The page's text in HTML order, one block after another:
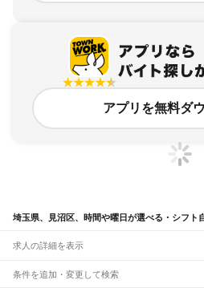
アプリを無料ダ
埼玉県、見沼区、時間や曜日が選べる・シフト
求人の詳細を表示
条件を追加・変更して検索